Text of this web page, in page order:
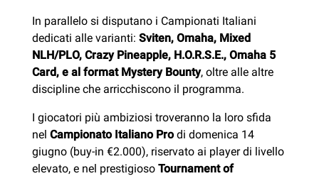
In parallelo si disputano i Campionati Italiani
dedicati alle varianti: Sviten, Omaha, Mixed
NLH/PLO, Crazy Pineapple, H.O.R.S.E., Omaha 5
Card, e al format Mystery Bounty, oltre alle altre
discipline che arricchiscono il programma.
I giocatori più ambiziosi troveranno la loro sfida
nel Campionato Italiano Prodi domenica 14
giugno (buy-in €2.000), riservato ai player di livello
elevato, e nel prestigioso Tournament of